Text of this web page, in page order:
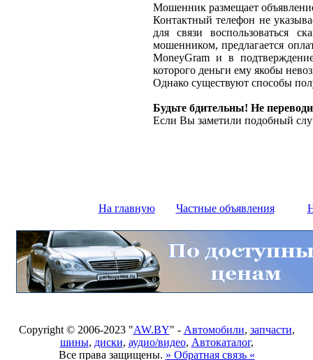
Мошенник размещает
Контактный телефон не
для связи воспользоваться
мошенником, предлагается
MoneyGram и в
которого деньги ему якобы
Однако существуют способы
Будьте бдительны! Не
Если Вы заметили подобный
На главную Частные объявления
Copyright © 2006-2023 "AW.BY" - Автомобили, запчасти,
шины, диски, аудио/видео, Автокаталог,
Все права защищены. » Обратная связь «